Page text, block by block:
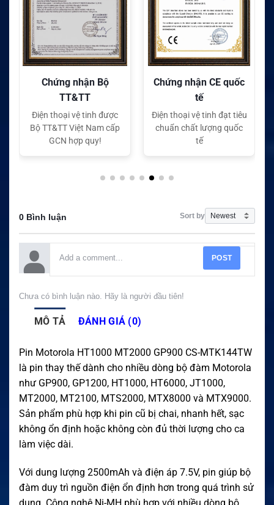
Chứng nhận Bộ
TT&TT
Điện thoại vệ tinh được
Bộ TT&TT Việt Nam cấp
GCN hợp quy!
Chứng nhận CE quốc
tế
Điện thoại vệ tinh đạt tiêu
chuẩn chất lượng quốc
tế
0 Bình luận Sort by
POST
Chưa có bình luận nào. Hãy là người đầu tiên!
MÔ TẢ ĐÁNH GIÁ (0)
Pin Motorola HT1000 MT2000 GP900 CS-MTK144TW
là pin thay thế dành cho nhiều dòng bộ đàm Motorola
như GP900, GP1200, HT1000, HT6000, JT1000,
MT2000, MT2100, MTS2000, MTX8000 và MTX9000.
Sản phẩm phù hợp khi pin cũ bị chai, nhanh hết, sạc
không ổn định hoặc không còn đủ thời lượng cho ca
làm việc dài.
Với dung lượng 2500mAh và điện áp 7.5V, pin giúp bộ
đàm duy trì nguồn điện ổn định hơn trong quá trình sử
dụng. Công nghệ Ni-MH phù hợp với nhiều dòng bộ